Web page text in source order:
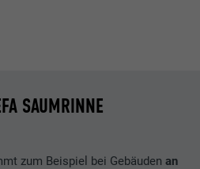
SAUMRINNE
zum Beispiel bei Gebäudenan